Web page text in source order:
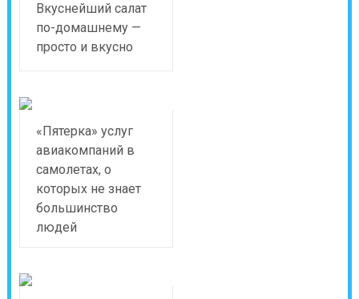
Вкуснейший салат
по-домашнему —
просто и вкусно
«Пятерка» услуг
авиакомпаний в
самолетах, о
которых не знает
большинство
людей